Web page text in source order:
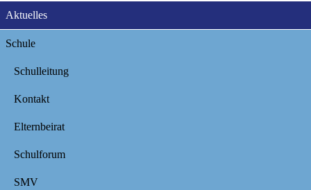
Navigation
Aktuelles
Schule
Schulleitung
Kontakt
Elternbeirat
Schulforum
SMV